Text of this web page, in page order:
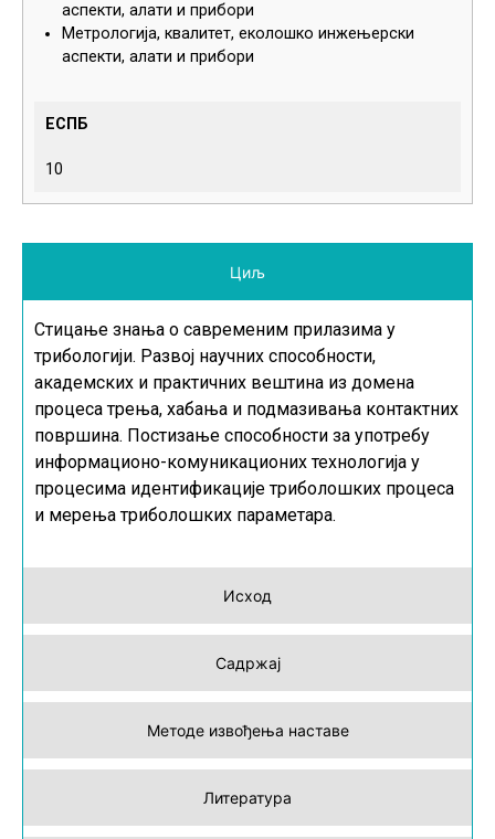
аспекти, алати и прибори
Метрологија, квалитет, еколошко инжењерски
аспекти, алати и прибори
ЕСПБ
10
Циљ
Исход
Садржај
Методе извођења наставе
Литература
Стицање знања о савременим прилазима у
трибологији. Развој научних способности,
академских и практичних вештина из домена
процеса трења, хабања и подмазивања контактних
површина. Постизање способности за употребу
информационо-комуникационих технологија у
процесима идентификације триболошких процеса
и мерења триболошких параметара.